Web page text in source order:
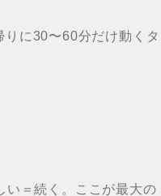
に30〜60分だけ動くタ
い＝続く。ここが最大の